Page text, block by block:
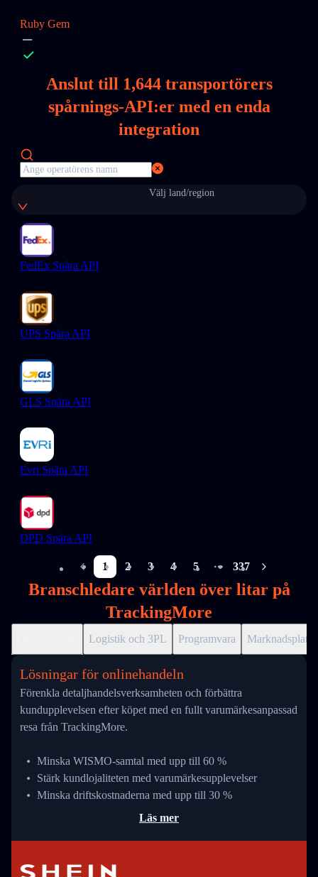
Ruby Gem
Anslut till 1,644transportörers
spårnings-API:er med en enda
integration
Välj land/region
FedEx Spåra API
UPS Spåra API
GLS Spåra API
Evri Spåra API
DPD Spåra API
1 2 3 4 5
More pages
337
Branschledare världen över litar på
TrackingMore
Logistik och 3PL Programvara Marknadsplats
Lösningar för onlinehandeln
Förenkla detaljhandelsverksamheten och förbättra
kundupplevelsen efter köpet med en fullt varumärkesanpassad
resa från TrackingMore.
Minska WISMO-samtal med upp till 60 %
Stärk kundlojaliteten med varumärkesupplevelser
Minska driftskostnaderna med upp till 30 %
Läs mer